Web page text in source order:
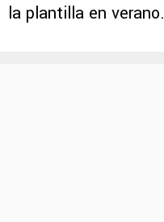
la plantilla en verano.